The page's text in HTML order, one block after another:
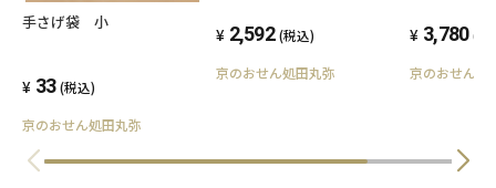
手さげ袋 小
33 (税込)
京のおせん処田丸弥
2,592 (税込)
京のおせん処田丸弥
3,780 (税
京のおせん処